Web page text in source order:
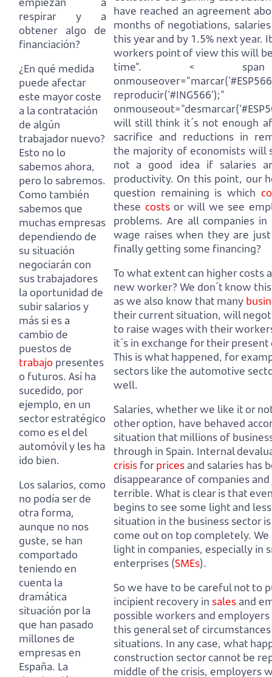
respirar y a
obtener algo de
financiación?
¿En qué medida
puede afectar
este mayor coste
a la contratación
de algún
trabajador nuevo?
Esto no lo
sabemos ahora,
pero lo sabremos.
Como también
sabemos que
muchas empresas
dependiendo de
su situación
negociarán con
sus trabajadores
la oportunidad de
subir salarios y
más si es a
cambio de
puestos de
trabajo presentes
o futuros. Así ha
sucedido, por
ejemplo, en un
sector estratégico
como es el del
automóvil y les ha
ido bien.
Los salarios, como
no podía ser de
otra forma,
aunque no nos
guste, se han
comportado
teniendo en
cuenta la
dramática
situación por la
que han pasado
millones de
empresas en
España. La
have reached an agreement
months of negotiations,
this year and by 1.5% next year.
workers point of view this will
time”. < span
reproducir('#ING566');"
will still think it´s not enough
sacrifice and reductions in
the majority of economists will
not a good idea if salaries
productivity. On this point, our
question remaining is which
these costsor will we see
problems. Are all companies
wage raises when they are
finally getting some financing?
To what extent can higher costs
new worker? We don´t know
as we also know that many
their current situation, will
to raise wages with their
it´s in exchange for their
This is what happened, for
sectors like the automotive
well.
Salaries, whether we like it or
other option, have behaved
situation that millions of
through in Spain. Internal
crisis forprices and salaries has
disappearance of companies
terrible. What is clear is that
begins to see some light and
situation in the business sector
come out on top completely.
light in companies, especially in
enterprises (SMEs).
So we have to be careful not to
incipient recovery in sales and
possible workers and
this general set of
situations. In any case, what
construction sector cannot be
middle of the crisis, employers